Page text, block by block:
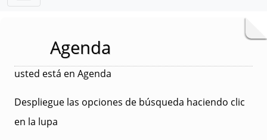
Agenda
usted está en Agenda
Despliegue las opciones de búsqueda haciendo clic
en la lupa